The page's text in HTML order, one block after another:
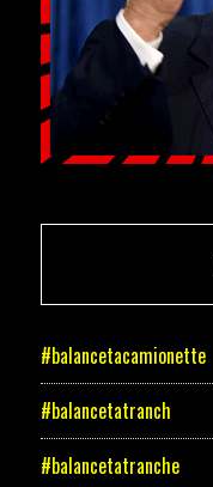
#balancetacamionette
#balancetatranch
#balancetatranche